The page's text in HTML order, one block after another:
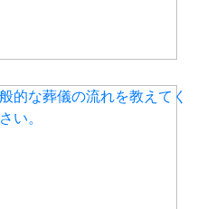
的な葬儀の流れを教えてく
い。